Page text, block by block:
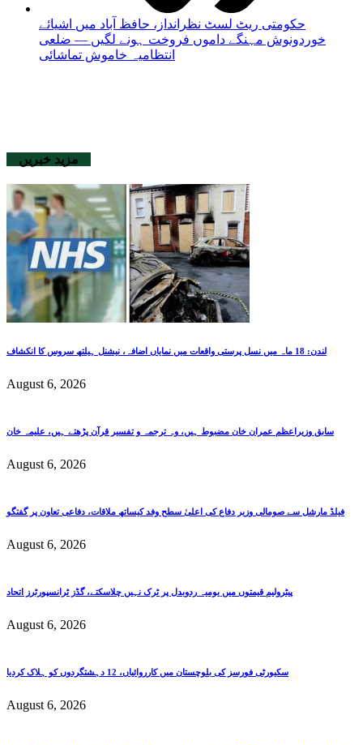
حکومتی ریٹ لسٹ نظرانداز، حافظ آباد میں اشیائے
خوردونوش مہنگے داموں فروخت ہونے لگیں — ضلعی
انتظامیہ خاموش تماشائی
مزید خبریں
لندن: 18 ماہ میں نسل پرستی واقعات میں نمایاں اضافہ، نیشنل ہیلتھ سروس کا انکشاف
August 6, 2026
سابق وزیراعظم عمران خان مضبوط ہیں، وہ ترجمہ و تفسیر قرآن پڑھتے ہیں، علیمہ خان
August 6, 2026
فیلڈ مارشل سے صومالی وزیر دفاع کی اعلیٰ سطح وفد کیساتھ ملاقات، دفاعی تعاون پر گفتگو
August 6, 2026
پیٹرولیم قیمتوں میں یومیہ ردوبدل پر ٹرک نہیں چلاسکتے، گڈز ٹرانسپورٹرز اتحاد
August 6, 2026
سکیورٹی فورسز کی بلوچستان میں کارروائیاں، 12 دہشتگردوں کو ہلاک کردیا
August 6, 2026